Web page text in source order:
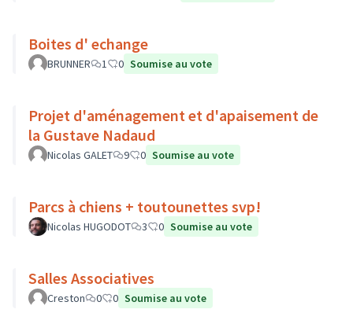
Boites d' echange
BRUNNER 1 0 Soumise au vote
Projet d'aménagement et d'apaisement de
la Gustave Nadaud
Nicolas GALET 9 0 Soumise au vote
Parcs à chiens + toutounettes svp!
Nicolas HUGODOT 3 0 Soumise au vote
Salles Associatives
Creston 0 0 Soumise au vote